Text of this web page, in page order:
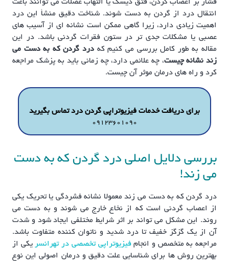
فشار بر اعصاب گردن، فتق دیسک یا التهاب عضلات می توانند باعث
انتقال درد از گردن به دست شوند. شناخت دقیق منشأ این درد
اهمیت زیادی دارد، زیرا گاهی ممکن است نشانه ای از آسیب های
عصبی یا مشکلات جدی تر در ستون فقرات گردنی باشد. در این
مقاله به طور کامل بررسی می کنیم که درد گردن که به دست می
زند نشانه چیست، چه علائمی دارد، چه زمانی باید به پزشک مراجعه
کرد و راه های درمان موثر آن چیست.
برای دریافت خدمات فیزیوتراپی گردن درد تماس بگیرید
09123601090
بررسی دلایل اصلی درد گردن که به دست
می زند!
درد گردن که به دست می زند معمولا نشانه فشردگی یا تحریک یکی
از اعصاب گردنی است که از نخاع خارج می شوند و به دست می
روند. این مشکل می تواند بر اثر شرایط مختلفی ایجاد شود و شدت
آن از یک گزگز خفیف تا درد شدید و ناتوان کننده متفاوت باشد.
مراجعه به متخصص و انجامفیزیوتراپی تخصصی در تهرانسر یکی از
بهترین روش ها برای شناسایی علت دقیق و درمان اصولی این نوع